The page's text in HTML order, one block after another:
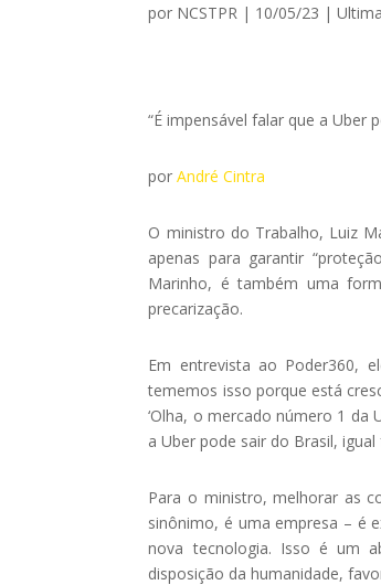
por NCSTPR | 10/05/23 |
“É impensável falar que a Uber
porAndré Cintra
O ministro do Trabalho, Luiz
apenas para garantir
Marinho, é também uma
precarização.
Em entrevista ao Poder360,
tememos isso porque está
‘Olha, o mercado número 1 da
a Uber pode sair do Brasil,
Para o ministro, melhorar as
sinônimo, é uma empresa – é
nova tecnologia. Isso é um
disposição da humanidade,